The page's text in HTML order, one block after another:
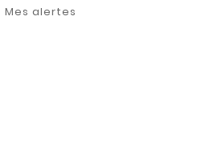
Mes alertes